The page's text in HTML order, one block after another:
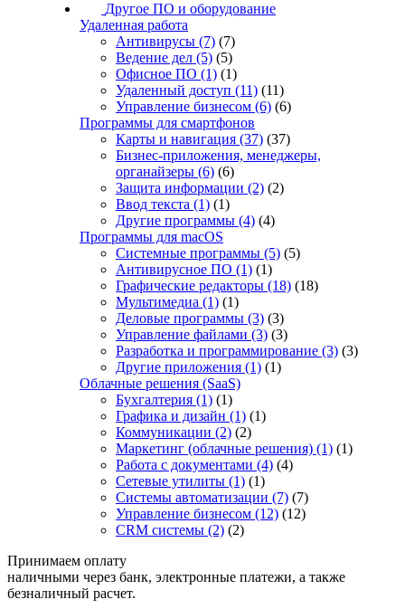
Другое ПО и оборудование
Удаленная работа
Антивирусы (7) (7)
Ведение дел (5) (5)
Офисное ПО (1) (1)
Удаленный доступ (11) (11)
Управление бизнесом (6) (6)
Программы для смартфонов
Карты и навигация (37) (37)
Бизнес-приложения, менеджеры,
органайзеры (6) (6)
Защита информации (2) (2)
Ввод текста (1) (1)
Другие программы (4) (4)
Программы для macOS
Системные программы (5) (5)
Антивирусное ПО (1) (1)
Графические редакторы (18) (18)
Мультимедиа (1) (1)
Деловые программы (3) (3)
Управление файлами (3) (3)
Разработка и программирование (3) (3)
Другие приложения (1) (1)
Облачные решения (SaaS)
Бухгалтерия (1) (1)
Графика и дизайн (1) (1)
Коммуникации (2) (2)
Маркетинг (облачные решения) (1) (1)
Работа с документами (4) (4)
Сетевые утилиты (1) (1)
Системы автоматизации (7) (7)
Управление бизнесом (12) (12)
CRM системы (2) (2)
Принимаем оплату
наличными через банк, электронные платежи, а также
безналичный расчет.